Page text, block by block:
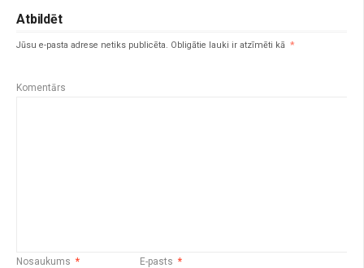
Atbildēt
Jūsu e-pasta adrese netiks publicēta. Obligātie lauki ir atzīmēti kā *
Komentārs
Nosaukums * E-pasts *